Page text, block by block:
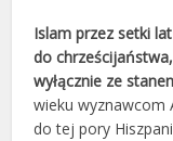
Islam przez setki
do
wyłącznie ze
wieku wyznawcom
do tej pory